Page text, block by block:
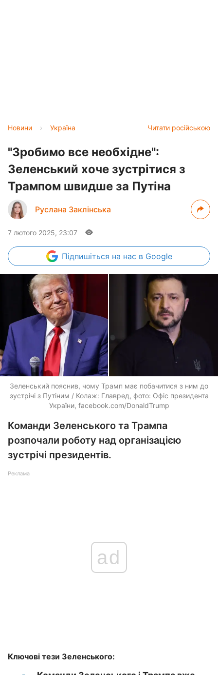
Читати російською
Новини › Україна
"Зробимо все необхідне":
Зеленський хоче зустрітися з
Трампом швидше за Путіна
Руслана Заклінська
7 лютого 2025, 23:07
Підпишіться на нас в Google
Зеленський пояснив, чому Трамп має побачитися з ним до
зустрічі з Путіним / Колаж: Главред, фото: Офіс президента
України, facebook.com/DonaldTrump
Команди Зеленського та Трампа
розпочали роботу над організацією
зустрічі президентів.
Реклама
ad
Ключові тези Зеленського: